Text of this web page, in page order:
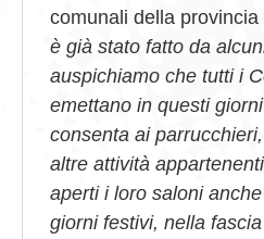
comunali della
è già stato fatto da
auspichiamo che tutti i
emettano in questi
consenta ai
altre attività
aperti i loro saloni
giorni festivi, nella